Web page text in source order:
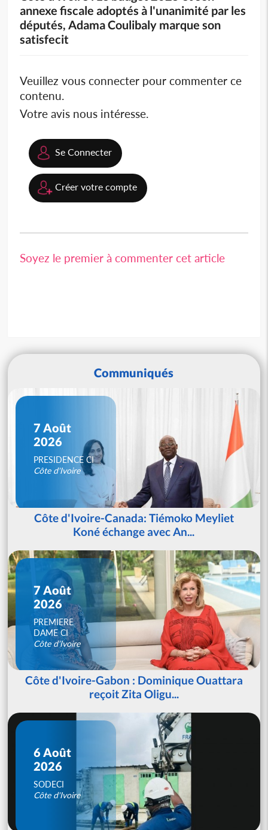
annexe fiscale adoptés à l'unanimité par les
députés, Adama Coulibaly marque son
satisfecit
Veuillez vous connecter pour commenter ce
contenu.
Votre avis nous intéresse.
Se Connecter
Créer votre compte
Soyez le premier à commenter cet article
Communiqués
7 Août
2026
PRESIDENCE CI
Côte d'Ivoire
Côte d'Ivoire-Canada: Tiémoko Meyliet
Koné échange avec An...
7 Août
2026
PREMIERE
DAME CI
Côte d'Ivoire
Côte d'Ivoire-Gabon : Dominique Ouattara
reçoit Zita Oligu...
6 Août
2026
SODECI
Côte d'Ivoire